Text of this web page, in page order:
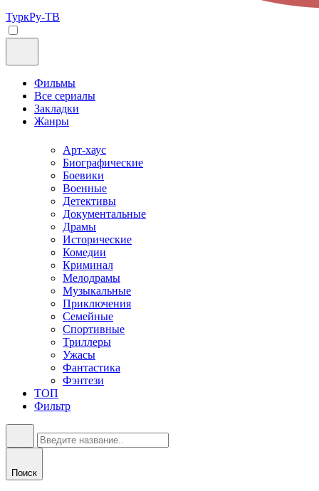
ТуркРу-ТВ
Фильмы
Все сериалы
Закладки
Жанры
Арт-хаус
Биографические
Боевики
Военные
Детективы
Документальные
Драмы
Исторические
Комедии
Криминал
Мелодрамы
Музыкальные
Приключения
Семейные
Спортивные
Триллеры
Ужасы
Фантастика
Фэнтези
ТОП
Фильтр
Поиск